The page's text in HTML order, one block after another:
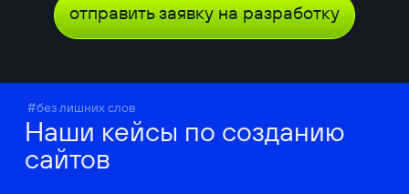
отправить заявку на разработку
#без лишних слов
Наши кейсы по созданию
сайтов